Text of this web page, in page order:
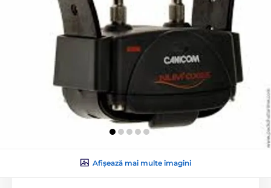
Afișează mai multe imagini